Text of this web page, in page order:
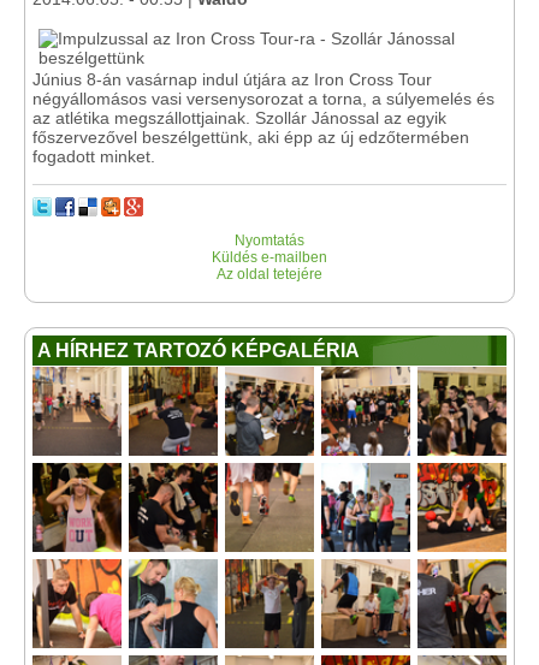
Június 8-án vasárnap indul útjára az Iron Cross Tour
négyállomásos vasi versenysorozat a torna, a súlyemelés és
az atlétika megszállottjainak. Szollár Jánossal az egyik
főszervezővel beszélgettünk, aki épp az új edzőtermében
fogadott minket.
Nyomtatás
Küldés e-mailben
Az oldal tetejére
A HÍRHEZ TARTOZÓ KÉPGALÉRIA